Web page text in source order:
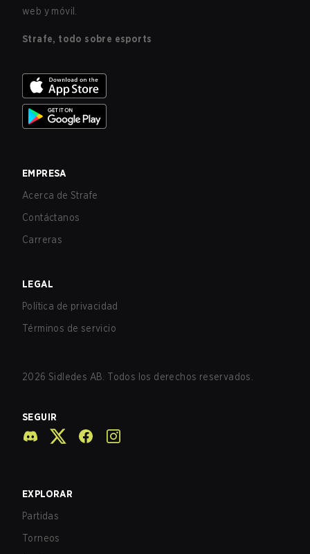
web y móvil.
Strafe, todo sobre esports
EMPRESA
Acerca de Strafe
Contáctanos
Carreras
LEGAL
Política de privacidad
Términos de servicio
2026 Sidledes AB. Todos los derechos reservados.
SEGUIR
EXPLORAR
Partidas
Torneos